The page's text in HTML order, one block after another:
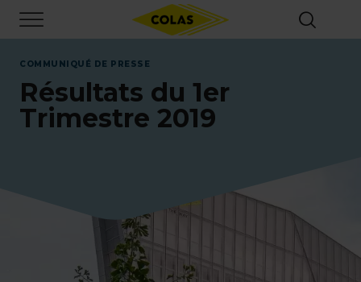
contenu
principal
COMMUNIQUÉ DE PRESSE
Résultats du 1er
Trimestre 2019